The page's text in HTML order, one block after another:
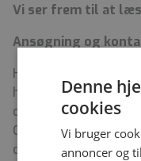
Vi ser frem til at
Ansøgning og
Har du spørgsmål til
høre more om de
du meget
Calatayud på tlf. 24
Denne
cookies
Vi bruger
annoncer og